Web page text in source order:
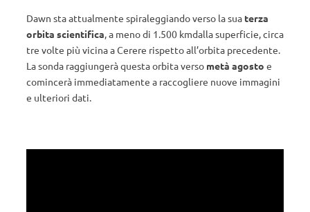
Dawn sta attualmente spiraleggiando verso la sua terza
orbita scientifica , a meno di 1.500 kmdalla superficie, circa
tre volte più vicina a Cerere rispetto all’orbita precedente.
La sonda raggiungerà questa orbita verso metà agosto e
comincerà immediatamente a raccogliere nuove immagini
e ulteriori dati.